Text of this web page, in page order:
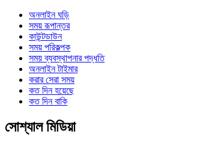
অনলাইন ঘড়ি
সময় রূপান্তর
কাউন্টডাউন
সময় পরিকল্পক
সময় ব্যবস্থাপনার পদ্ধতি
অনলাইন টাইমার
করার সেরা সময়
কত দিন হয়েছে
কত দিন বাকি
সোশ্যাল মিডিয়া